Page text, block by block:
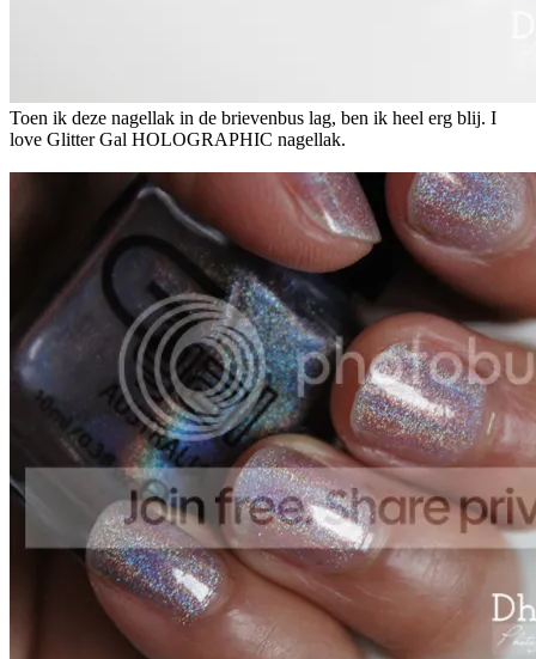
Toen ik deze nagellak in de brievenbus lag, ben ik heel erg blij. I
love Glitter Gal HOLOGRAPHIC nagellak.